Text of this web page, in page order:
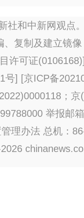
社和中新网观点
、复制及建立镜
许可证(0106168)
号] [京ICP备
；京
举报邮
理办法 总机：